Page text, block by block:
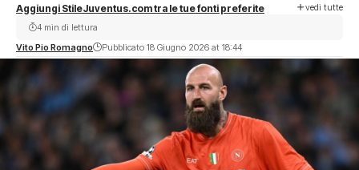
Aggiungi StileJuventus.com tra le tue fonti preferite vedi tutte
Vito Pio Romagno Pubblicato 18 Giugno 2026 at 18:44
4 min di lettura